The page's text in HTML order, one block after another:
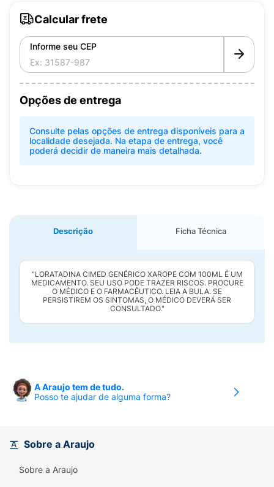
Calcular frete
Informe seu CEP
Opções de entrega
Consulte pelas opções de entrega disponíveis para a
localidade desejada. Na etapa de entrega, você
poderá decidir de maneira mais detalhada.
Descrição Ficha Técnica
"LORATADINA CIMED GENÉRICO XAROPE COM 100ML É UM
MEDICAMENTO. SEU USO PODE TRAZER RISCOS. PROCURE
O MÉDICO E O FARMACÊUTICO. LEIA A BULA. SE
PERSISTIREM OS SINTOMAS, O MÉDICO DEVERÁ SER
CONSULTADO."
A Araujo tem de tudo.
Posso te ajudar de alguma forma?
Sobre a Araujo
Sobre a Araujo